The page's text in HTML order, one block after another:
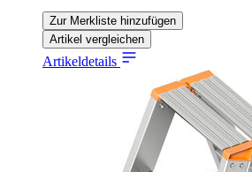
Zur Merkliste hinzufügen
Artikel vergleichen
Artikeldetails